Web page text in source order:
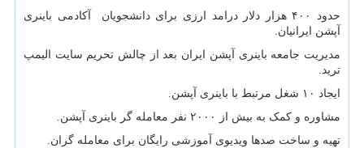
حدود ۴۰۰ هزار دلار درامد ارزی برای دانشجویان آکادمی باینری
آپشن ایرانیان.
مدیریت جامعه باینری آپشن ایران بعد از چالش تحریم سایت الیمپ
ترید.
ایجاد ۱۰ شغل مرتبط با باینری آپشن.
مشاوره و کمک به بیش از ۲۰۰۰ نفر معامله گر باینری آپشن.
تهیه و ساخت صدها ویدیوی آموزشی رایگان برای معامله گران.